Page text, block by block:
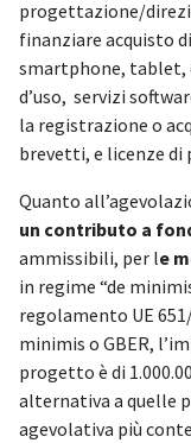
progettazione/
finanziare acquisto
smartphone, tablet,
d’uso, servizi
la registrazione o
brevetti, e licenze di
Quanto
un contributo a
ammissibili, per le
in regime “de
regolamento UE
minimis o GBER,
progetto è di
alternativa a quelle
agevolativa più